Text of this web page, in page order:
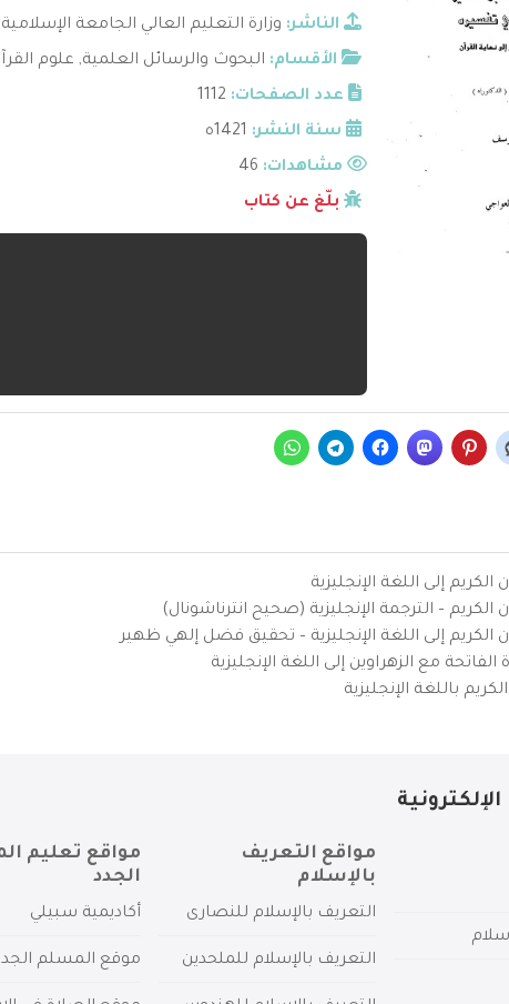
الناشر: وزارة التعليم العالي الجامعة الإسلامية
الأقسام: البحوث والرسائل العلمية, علوم
عدد الصفحات: 1112
سنة النشر: 1421ه
مشاهدات:
بلّغ عن كتاب
إلى اللغة الإنجليزية
الكريم – الترجمة الإنجليزية (صحيح انترناشونال)
الكريم إلى اللغة الإنجليزية – تحقيق فضل إلهي ظهير
مع الزهراوين إلى اللغة الإنجليزية
باللغة الإنجليزية
مواقع التعريف
بالإسلام
التعريف بالإسلام للنصارى
التعريف بالإسلام للملحدين
مواقع تعليم
الجدد
أكاديمية سبيلي
موقع المسلم